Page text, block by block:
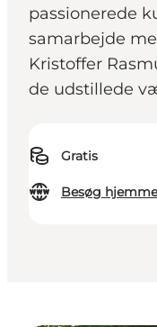
passionerede
samarbejde
Kristoffer
de udstillede
Gratis
Besøg